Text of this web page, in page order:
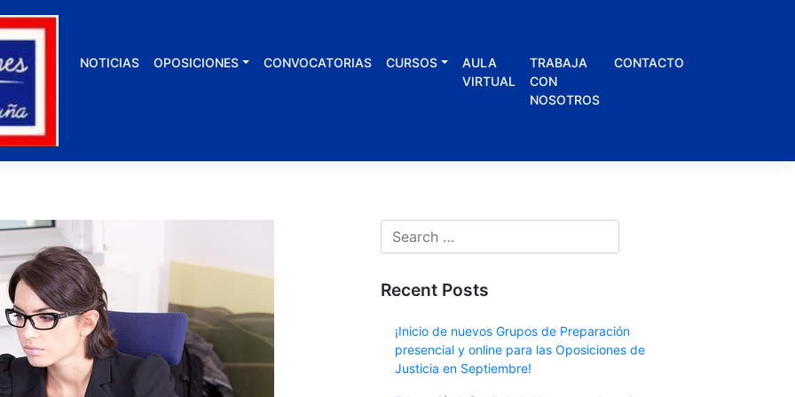
NOTICIAS OPOSICIONES CONVOCATORIAS CURSOS
AULA
VIRTUAL
TRABAJA
CON
NOSOTROS
CONTACTO
Recent Posts
¡Inicio de nuevos Grupos de Preparación
presencial y online para las Oposiciones de
Justicia en Septiembre!